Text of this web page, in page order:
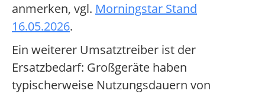
anmerken, vgl. Morningstar Stand
16.05.2026.
Ein weiterer Umsatztreiber ist der
Ersatzbedarf: Großgeräte haben
typischerweise Nutzungsdauern von